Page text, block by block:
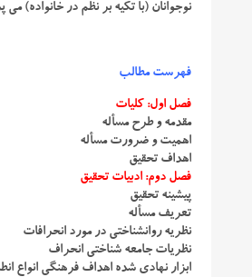
نوجوانان (با تكیه بر نظم در خانواده) می
فهرست مطالب
فصل اول: کلیات
مقدمه و طرح مسأله
اهمیت و ضرورت مسأله
اهداف تحقیق
فصل دوم: ادبیات تحقیق
پیشینه تحقیق
تعریف مسأله
نظریه روانشناختی در مورد انحرافات
نظریات جامعه شناختی انحراف
ابزار نهادی شده اهداف فرهنگی انواع